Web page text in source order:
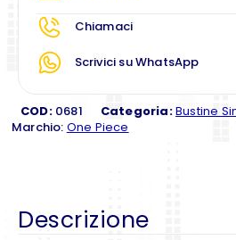
Chiamaci
Scrivici su WhatsApp
COD: 0681 Categoria:Bustine
Marchio: One Piece
Descrizione